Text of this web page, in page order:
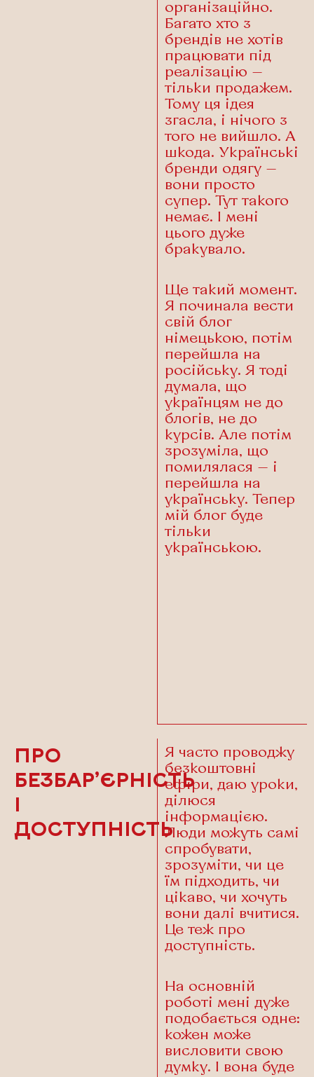
організаційно.
Багато хто з
брендів не хотів
працювати під
реалізацію —
тільки продажем.
Тому ця ідея
згасла, і нічого з
того не вийшло. А
шкода. Українські
бренди одягу —
вони просто
супер. Тут такого
немає. І мені
цього дуже
бракувало.
Ще такий момент.
Я починала вести
свій блог
німецькою, потім
перейшла на
російську. Я тоді
думала, що
українцям не до
блогів, не до
курсів. Але потім
зрозуміла, що
помилялася — і
перейшла на
українську. Тепер
мій блог буде
тільки
українською.
ПРО
БЕЗБАР’ЄРНІСТЬ
І
ДОСТУПНІСТЬ
Я часто проводжу
безкоштовні
ефіри, даю уроки,
ділюся
інформацією.
Люди можуть самі
спробувати,
зрозуміти, чи це
їм підходить, чи
цікаво, чи хочуть
вони далі вчитися.
Це теж про
доступність.
На основній
роботі мені дуже
подобається одне:
кожен може
висловити свою
думку. І вона буде